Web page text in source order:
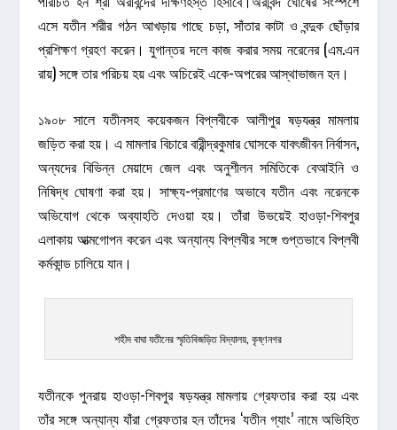
এসে যতীন শরীর গঠন আখড়ায় গাছে চড়া, সাঁতার কাটা ও বন্দুক ছোঁড়ার
প্রশিক্ষণ গ্রহণ করেন। যুগান্তর দলে কাজ করার সময় নরেনের (এম.এন
রায়) সঙ্গে তার পরিচয় হয় এবং অচিরেই একে-অপরের আস্থাভাজন হন।
১৯০৮ সালে যতীনসহ কয়েকজন বিপ্লবীকে আলীপুর ষড়যন্ত্র মামলায়
জড়িত করা হয়। এ মামলার বিচারে বারীন্দ্রকুমার ঘোসকে যাবৎজীবন নির্বাসন,
অন্যদের বিভিন্ন মেয়াদে জেল এবং অনুশীলন সমিতিকে বেআইনি ও
নিষিদ্ধ ঘোষণা করা হয়। সাক্ষ্য-প্রমাণের অভাবে যতীন এবং নরেনকে
অভিযোগ থেকে অব্যাহতি দেওয়া হয়। তাঁরা উভয়েই হাওড়া-শিবপুর
এলাকায় আত্মগোপন করেন এবং অন্যান্য বিপ্লবীর সঙ্গে গুপ্তভাবে বিপ্লবী
কর্মকান্ড চালিয়ে যান।
শহীদ বাঘা যতীনের স্মৃতিবিজড়িত বিদ্যালয়, কৃষ্ণনগর
যতীনকে পুনরায় হাওড়া-শিবপুর ষড়যন্ত্র মামলায় গ্রেফতার করা হয় এবং
তাঁর সঙ্গে অন্যান্য যাঁরা গ্রেফতার হন তাঁদের ‘যতীন গ্যাং’ নামে অভিহিত